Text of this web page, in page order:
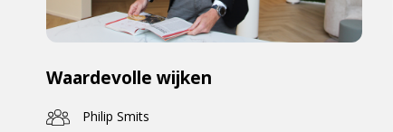
Waardevolle wijken
Philip Smits